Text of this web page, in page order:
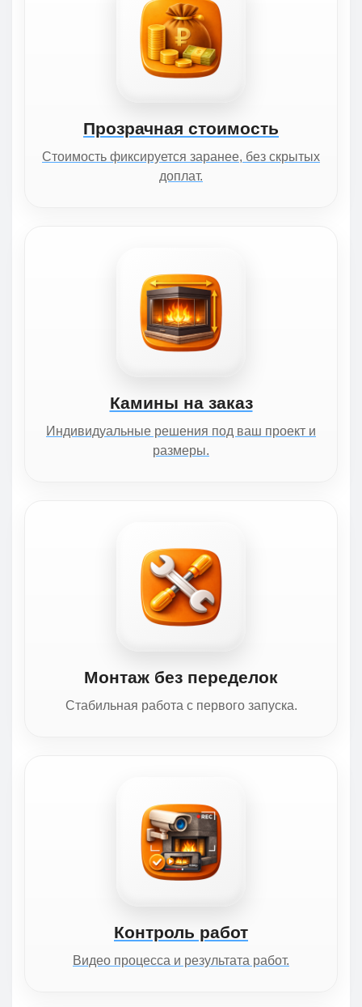
Прозрачная стоимость
Стоимость фиксируется заранее, без скрытых
доплат.
Камины на заказ
Индивидуальные решения под ваш проект и
размеры.
Монтаж без переделок
Стабильная работа с первого запуска.
Контроль работ
Видео процесса и результата работ.